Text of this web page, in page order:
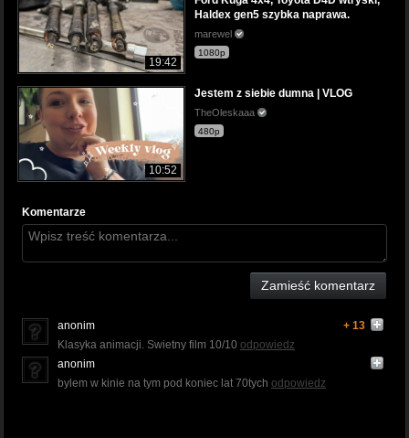
19:42
Haldex gen5 szybka naprawa.
marewel
1080p
10:52
Jestem z siebie dumna | VLOG
TheOleskaaa
480p
Komentarze
Zamieść komentarz
anonim
+ 13
Klasyka animacji. Swietny film 10/10 odpowiedz
anonim
bylem w kinie na tym pod koniec lat 70tych odpowiedz